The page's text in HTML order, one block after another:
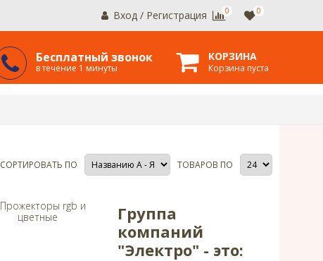
Вход / Регистрация 0 0
Бесплатный звонок
в течение 1 минуты
КОРЗИНА
Корзина пуста
СОРТИРОВАТЬ ПО ТОВАРОВ ПО
Группа
компаний
"Электро" - это: